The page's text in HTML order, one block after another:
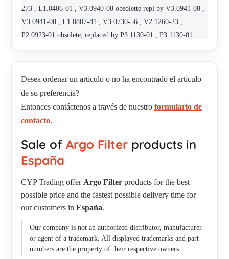
273 , L1.0406-01 , V3.0940-08 obsolette repl by V3.0941-08 ,
V3.0941-08 , L1.0807-81 , V3.0730-56 , V2.1260-23 ,
P2.0923-01 obsolete, replaced by P3.1130-01 , P3.1130-01
Desea ordenar un artículo o no ha encontrado el artículo
de su preferencia?
Entonces contáctenos a través de nuestro formulario de
contacto.
Sale of Argo Filter products in
España
CYP Trading offer Argo Filter products for the best
possible price and the fastest possible delivery time for
our customers in España.
Our company is not an authorized distributor, manufacturer
or agent of a trademark. All displayed trademarks and part
numbers are the property of their respective owners.